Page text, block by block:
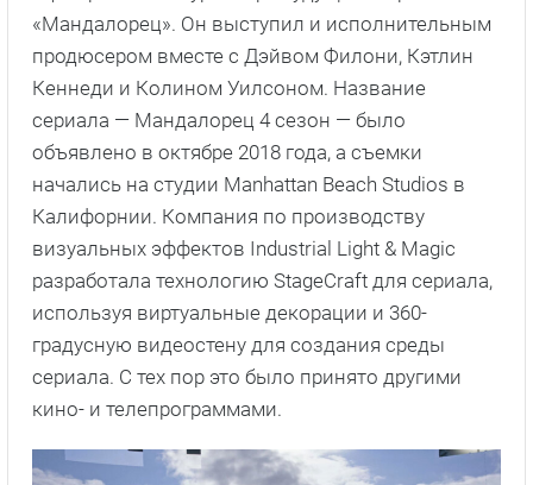
«Мандалорец». Он выступил и исполнительным
продюсером вместе с Дэйвом Филони, Кэтлин
Кеннеди и Колином Уилсоном. Название
сериала — Мандалорец 4 сезон — было
объявлено в октябре 2018 года, а съемки
начались на студии Manhattan Beach Studios в
Калифорнии. Компания по производству
визуальных эффектов Industrial Light & Magic
разработала технологию StageCraft для сериала,
используя виртуальные декорации и 360-
градусную видеостену для создания среды
сериала. С тех пор это было принято другими
кино- и телепрограммами.